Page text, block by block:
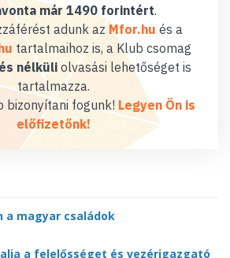
már 1490 forintért.
adunk az Mfor.hu és a
tartalmaihoz is, a Klub csomag
nélküliolvasási lehetőséget is
tartalmazza.
bizonyítani fogunk! Legyen Ön is
előfizetőnk!
a magyar családok
a felelősséget és vezérigazgató